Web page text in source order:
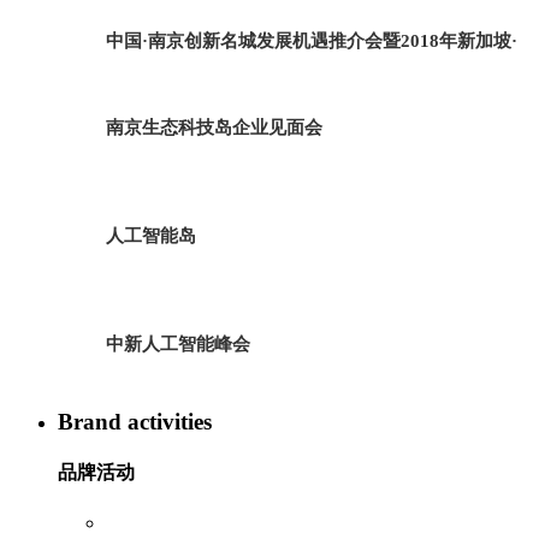
中国·南京创新名城发展机遇推介会暨2018年新加坡·
南京生态科技岛企业见面会
人工智能岛
中新人工智能峰会
Brand activities
品牌活动